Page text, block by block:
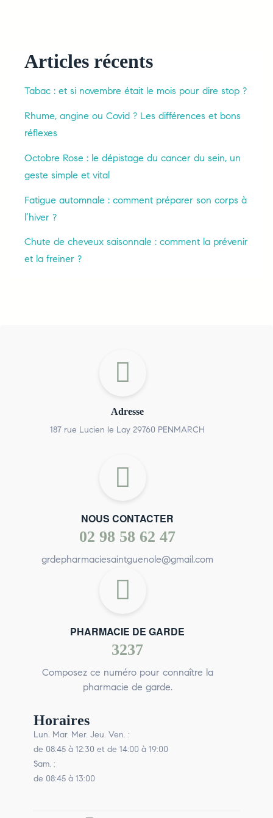
Articles récents
Tabac : et si novembre était le mois pour dire stop ?
Rhume, angine ou Covid ? Les différences et bons
réflexes
Octobre Rose : le dépistage du cancer du sein, un
geste simple et vital
Fatigue automnale : comment préparer son corps à
l’hiver ?
Chute de cheveux saisonnale : comment la prévenir
et la freiner ?
Adresse
187 rue Lucien le Lay 29760 PENMARCH
NOUS CONTACTER
02 98 58 62 47
grdepharmaciesaintguenole@gmail.com
PHARMACIE DE GARDE
3237
Composez ce numéro pour connaître la
pharmacie de garde.
Horaires
Lun. Mar. Mer. Jeu. Ven. :
de 08:45 à 12:30 et de 14:00 à 19:00
Sam. :
de 08:45 à 13:00